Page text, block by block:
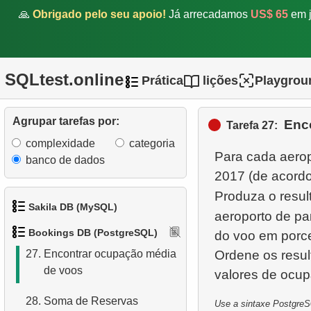
🙏 Obrigado pelo seu apoio! Já arrecadamos US$ 65 em
SQLtest.online Prática lições
Agrupar tarefas por:
complexidade
categoria
banco de dados
Sakila DB (MySQL)
Obtenha a lista de nomes
Bookings DB (PostgreSQL)
opções de voo
rápido
25.Calcular o número diário
de voos
26.Obter uma lista de
27. Encontrar ocupação média
de voos
28. Soma de Reservas
Tarefa 27:
Para cada
2017 (de
Produza o
aeroporto de
do voo em
Ordene os
Use a sintaxe